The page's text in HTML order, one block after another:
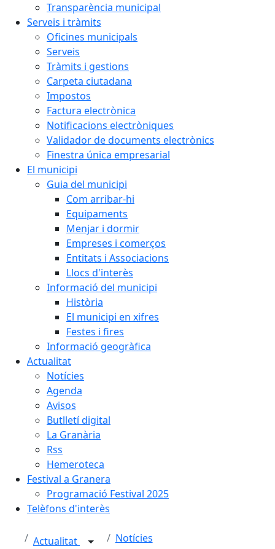
Transparència municipal
Serveis i tràmits
Oficines municipals
Serveis
Tràmits i gestions
Carpeta ciutadana
Impostos
Factura electrònica
Notificacions electròniques
Validador de documents electrònics
Finestra única empresarial
El municipi
Guia del municipi
Com arribar-hi
Equipaments
Menjar i dormir
Empreses i comerços
Entitats i Associacions
Llocs d'interès
Informació del municipi
Història
El municipi en xifres
Festes i fires
Informació geogràfica
Actualitat
Notícies
Agenda
Avisos
Butlletí digital
La Granària
Rss
Hemeroteca
Festival a Granera
Programació Festival 2025
Telèfons d'interès
Actualitat Notícies